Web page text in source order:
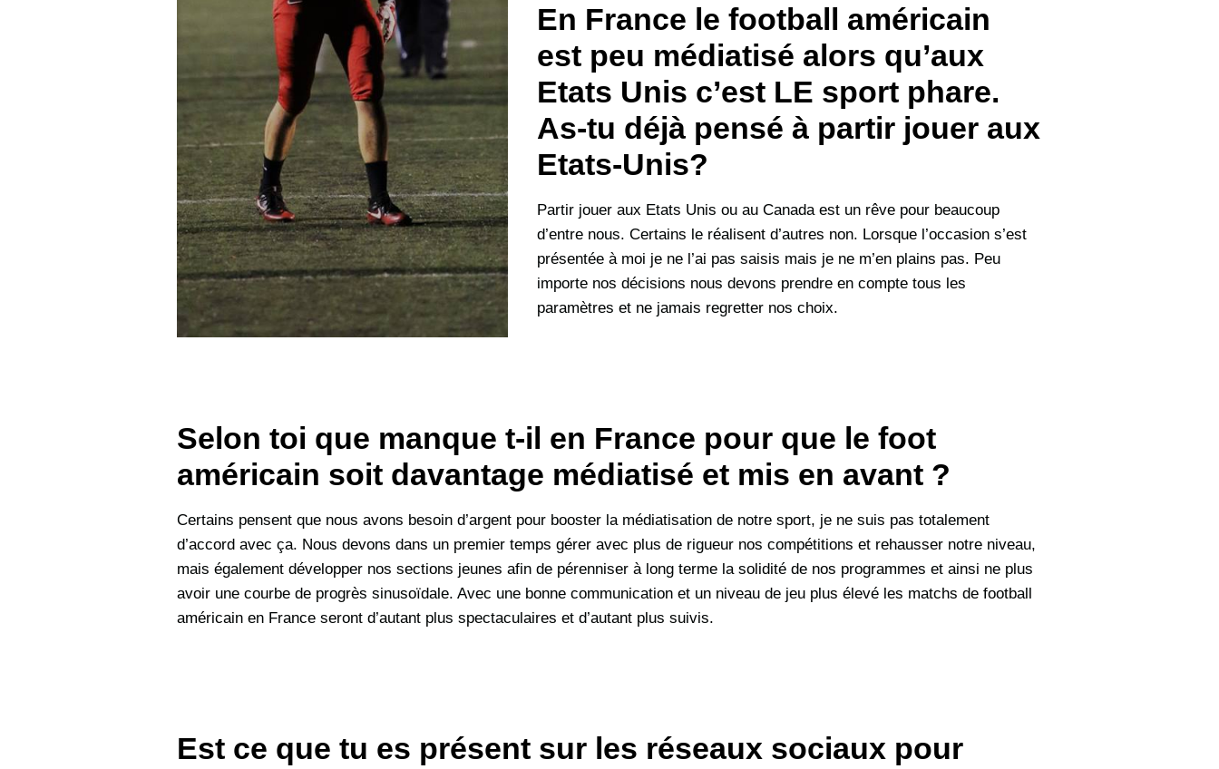
En France le football américain
est peu médiatisé alors qu’aux
Etats Unis c’est LE sport phare.
As-tu déjà pensé à partir jouer aux
Etats-Unis?
Partir jouer aux Etats Unis ou au Canada est un rêve pour beaucoup
d’entre nous. Certains le réalisent d’autres non. Lorsque l’occasion s’est
présentée à moi je ne l’ai pas saisis mais je ne m’en plains pas. Peu
importe nos décisions nous devons prendre en compte tous les
paramètres et ne jamais regretter nos choix.
Selon toi que manque t-il en France pour que le foot
américain soit davantage médiatisé et mis en avant ?
Certains pensent que nous avons besoin d’argent pour booster la médiatisation de notre sport, je ne suis pas totalement
d’accord avec ça. Nous devons dans un premier temps gérer avec plus de rigueur nos compétitions et rehausser notre niveau,
mais également développer nos sections jeunes afin de pérenniser à long terme la solidité de nos programmes et ainsi ne plus
avoir une courbe de progrès sinusoïdale. Avec une bonne communication et un niveau de jeu plus élevé les matchs de football
américain en France seront d’autant plus spectaculaires et d’autant plus suivis.
Est ce que tu es présent sur les réseaux sociaux pour